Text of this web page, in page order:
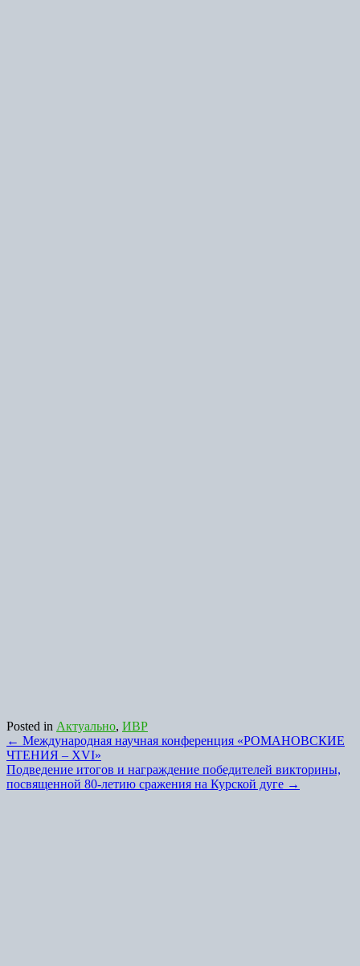
Posted in Актуально, ИВР
Post
navigation
← Международная научная конференция «РОМАНОВСКИЕ
ЧТЕНИЯ – XVI»
Подведение итогов и награждение победителей викторины,
посвященной 80-летию сражения на Курской дуге →